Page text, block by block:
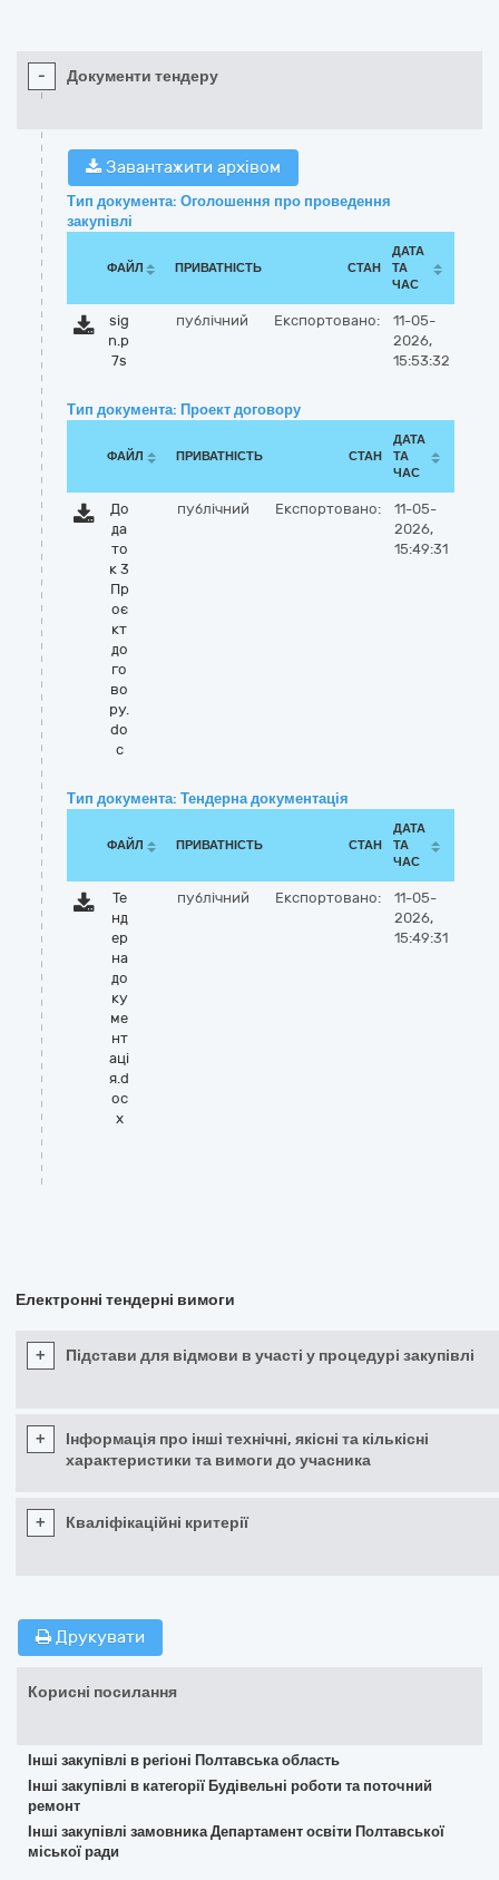
- Документи тендеру
Завантажити архівом
Тип документа: Оголошення про проведення
закупівлі
ФАЙЛ ПРИВАТНІСТЬ СТАН
ДАТА
ТА
ЧАС
sig
n.p
7s
публічний Експортовано:
11-05-
2026,
15:53:32
Тип документа: Проект договору
ФАЙЛ ПРИВАТНІСТЬ СТАН
ДАТА
ТА
ЧАС
До
да
то
к 3
Пр
оє
кт
до
го
во
ру.
do
c
публічний Експортовано:
11-05-
2026,
15:49:31
Тип документа: Тендерна документація
ФАЙЛ ПРИВАТНІСТЬ СТАН
ДАТА
ТА
ЧАС
Те
нд
ер
на
до
ку
ме
нт
аці
я.d
oc
x
публічний Експортовано:
11-05-
2026,
15:49:31
Електронні тендерні вимоги
+ Підстави для відмови в участі у процедурі закупівлі
+
Інформація про інші технічні, якісні та кількісні
характеристики та вимоги до учасника
+ Кваліфікаційні критерії
Друкувати
Корисні посилання
Інші закупівлі в регіоні Полтавська область
Інші закупівлі в категорії Будівельні роботи та поточний
ремонт
Інші закупівлі замовника Департамент освіти Полтавської
міської ради